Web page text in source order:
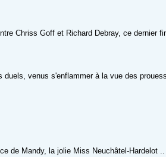
Chriss Goff et Richard Debray, ce dernier
venus s'enflammer à la vue des
de Mandy, la jolie Miss Neuchâtel-Hardelot